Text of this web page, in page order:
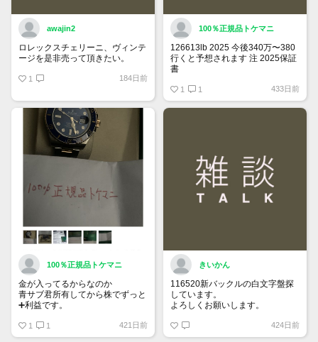
awajin2
ロレックスチェリーニ、ヴィンテ
ージを是非売って頂きたい。
1 184日前
100％正規品トケマニ
126613lb 2025 今後340万〜380
行くと予想されます 注 2025保証
書
2025/ @Watch_Monster_より
マジ上がる予想しかない
1 1 433日前
100％正規品トケマニ
金が入ってるからなのか
青サブ君所有してから株でずっと
➕利益です。
銘柄番号7932 ニッピ
1 1 421日前
きいかん
116520新バックルの白文字盤探
しています。
よろしくお願いします。
424日前